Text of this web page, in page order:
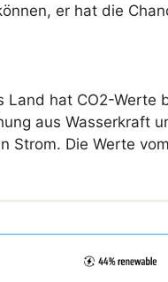
er hat die
hat CO2-
aus Wasserkraft
Strom. Die Werte